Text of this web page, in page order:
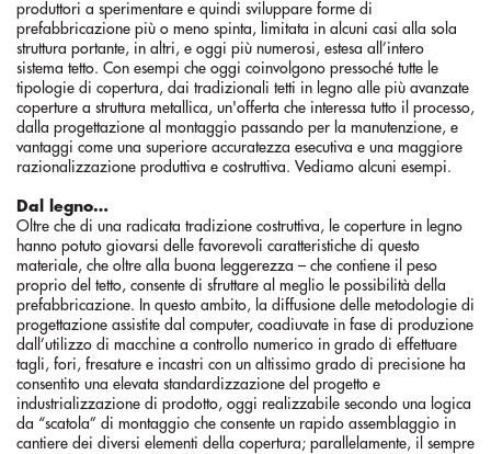
produttori a sperimentare e quindi sviluppare forme di
prefabbricazione più o meno spinta, limitata in alcuni casi alla sola
struttura portante, in altri, e oggi più numerosi, estesa all’intero
sistema tetto. Con esempi che oggi coinvolgono pressoché tutte le
tipologie di copertura, dai tradizionali tetti in legno alle più avanzate
coperture a struttura metallica, un'offerta che interessa tutto il processo,
dalla progettazione al montaggio passando per la manutenzione, e
vantaggi come una superiore accuratezza esecutiva e una maggiore
razionalizzazione produttiva e costruttiva. Vediamo alcuni esempi.
Dal legno…
Oltre che di una radicata tradizione costruttiva, le coperture in legno
hanno potuto giovarsi delle favorevoli caratteristiche di questo
materiale, che oltre alla buona leggerezza – che contiene il peso
proprio del tetto, consente di sfruttare al meglio le possibilità della
prefabbricazione. In questo ambito, la diffusione delle metodologie di
progettazione assistite dal computer, coadiuvate in fase di produzione
dall’utilizzo di macchine a controllo numerico in grado di effettuare
tagli, fori, fresature e incastri con un altissimo grado di precisione ha
consentito una elevata standardizzazione del progetto e
industrializzazione di prodotto, oggi realizzabile secondo una logica
da “scatola” di montaggio che consente un rapido assemblaggio in
cantiere dei diversi elementi della copertura; parallelamente, il sempre